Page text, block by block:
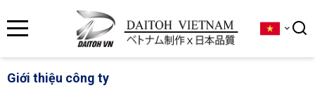
menu
Giới thiệu công ty